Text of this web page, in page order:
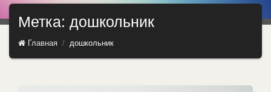
Метка: дошкольник
Главная дошкольник